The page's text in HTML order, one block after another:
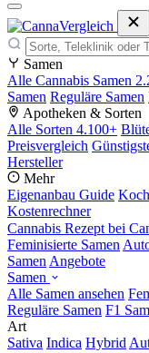
Samen
Alle Cannabis Samen
Samen Reguläre Samen
Apotheken & Sorten
Alle Sorten 4.100+
Preisvergleich
Hersteller
Mehr
Eigenanbau Guide
Kostenrechner
Cannabis Rezept bei
Feminisierte Samen
Samen Angebote
Samen
Alle Samen ansehen
Reguläre Samen F1
Art
Sativa Indica Hybrid